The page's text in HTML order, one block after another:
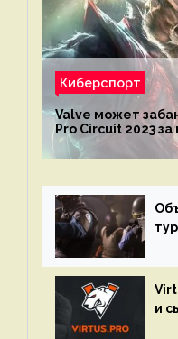
Киберспорт
Valve может
Pro Circuit 2023
и